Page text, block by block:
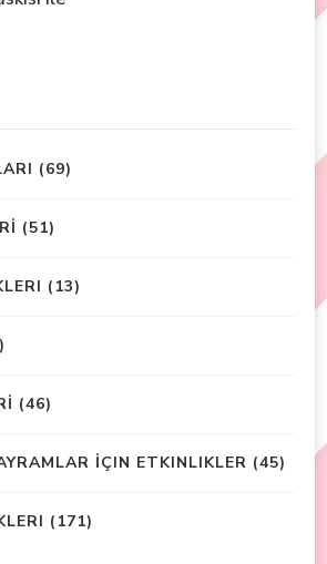
(69)
(51)
(13)
(46)
İÇIN ETKINLIKLER (45)
(171)